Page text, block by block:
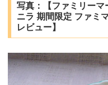
写真：【ファミリー
ニラ 期間限定 ファミ
レビュー】